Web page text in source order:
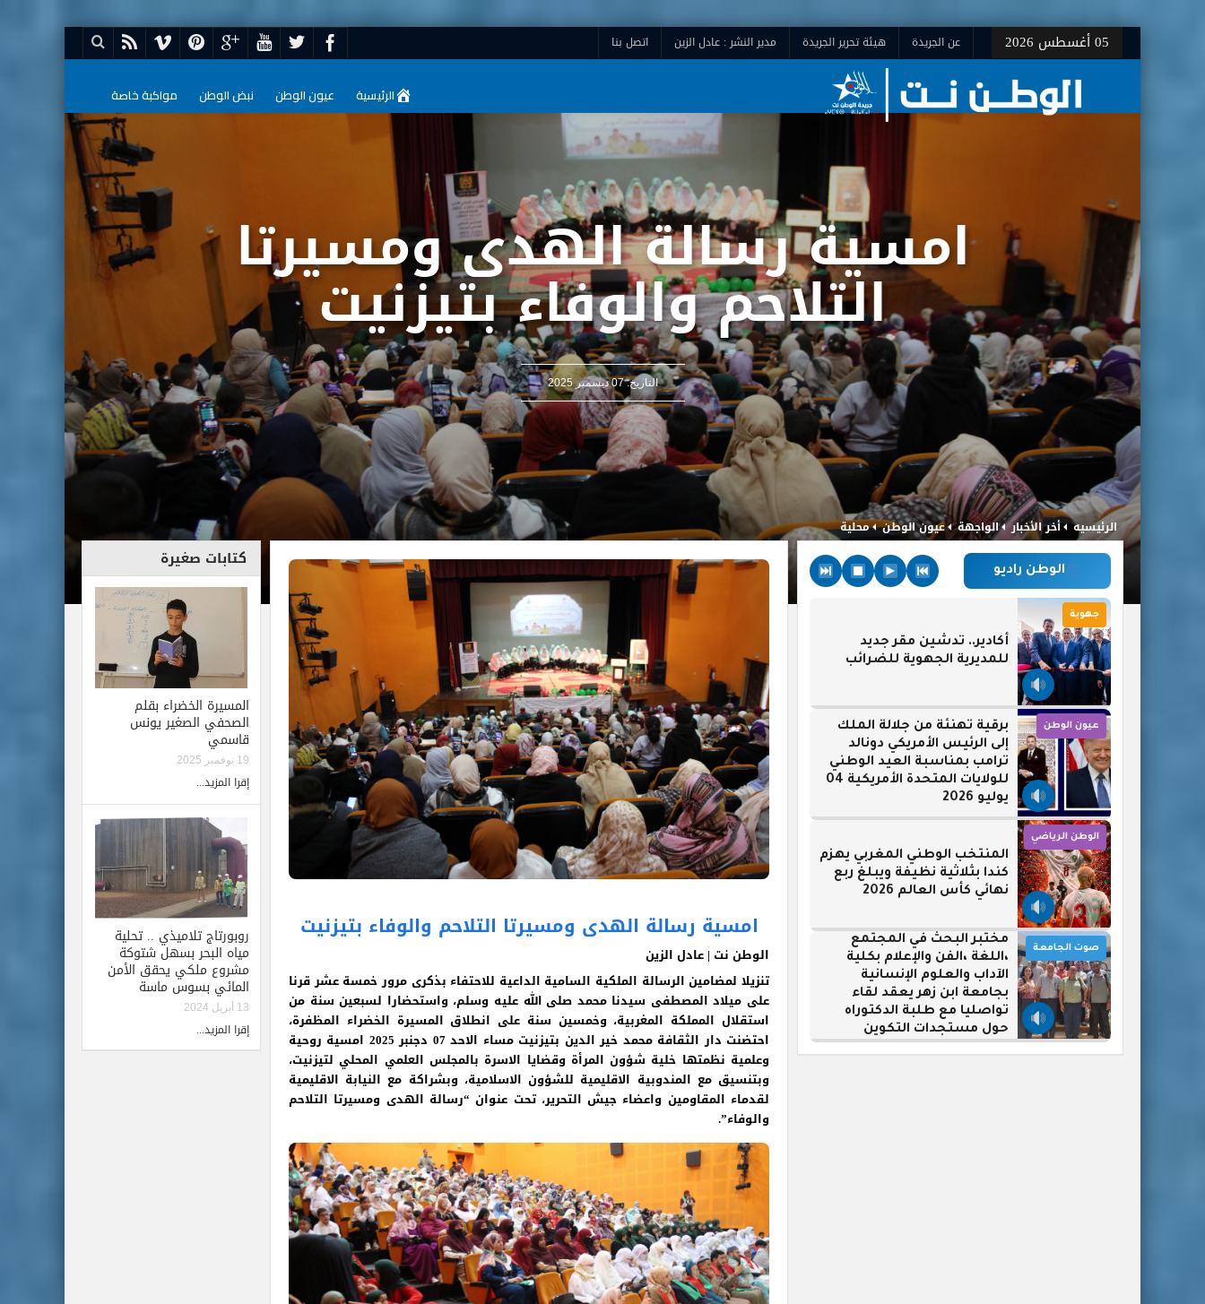
05 أغسطس 2026 عن الجريدة هيئة تحرير الجريدة مدير النشر : عادل الزين اتصل بنا
الرئيسية عيون الوطن نبض الوطن مواكبة خاصة
امسية رسالة الهدى ومسيرتا
التلاحم والوفاء بتيزنيت
التاريخ:07 ديسمبر 2025
الرئيسيه أخر الأخبار الواجهة عيون الوطن محلية
امسية رسالة الهدى ومسيرتا التلاحم والوفاء بتيزنيت
الوطن نت | عادل الزين
تنزيلا لمضامين الرسالة الملكية السامية الداعية للاحتفاء بذكرى مرور خمسة عشر قرنا
على ميلاد المصطفى سيدنا محمد صلى الله عليه وسلم، واستحضارا لسبعين سنة من
استقلال المملكة المغربية، وخمسين سنة على انطلاق المسيرة الخضراء المظفرة،
احتضنت دار الثقافة محمد خير الدين بتيزنيت مساء الاحد 07 دجنبر 2025 امسية روحية
وعلمية نظمتها خلية شؤون المرأة وقضايا الاسرة بالمجلس العلمي المحلي لتيزنيت،
وبتنسيق مع المندوبية الاقليمية للشؤون الاسلامية، وبشراكة مع النيابة الاقليمية
لقدماء المقاومين واعضاء جيش التحرير، تحت عنوان “رسالة الهدى ومسيرتا التلاحم
والوفاء”.
كتابات صغيرة
المسيرة الخضراء بقلم
الصحفي الصغير يونس
قاسمي
19 نوفمبر 2025
إقرا المزيد...
روبورتاج تلاميذي .. تحلية
مياه البحر بسهل شتوكة
مشروع ملكي يحقق الأمن
المائي بسوس ماسة
13 أبريل 2024
إقرا المزيد...
الوطن راديو
جهوية
أكادير.. تدشين مقر جديد
للمديرية الجهوية للضرائب
عيون الوطن
برقية تهنئة من جلالة الملك
إلى الرئيس الأمريكي دونالد
ترامب بمناسبة العيد الوطني
للولايات المتحدة الأمريكية 04
يوليو 2026
الوطن الرياضي
المنتخب الوطني المغربي يهزم
كندا بثلاثية نظيفة ويبلغ ربع
نهائي كأس العالم 2026
صوت الجامعة
مختبر البحث في المجتمع
،اللغة ،الفن والإعلام بكلية
الآداب والعلوم الإنسانية
بجامعة ابن زهر يعقد لقاء
تواصليا مع طلبة الدكتوراه
حول مستجدات التكوين